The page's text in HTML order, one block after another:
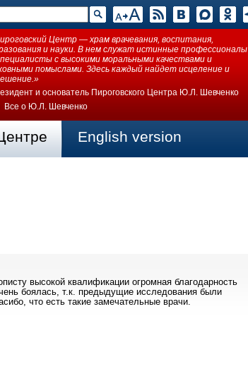
Центр — храм врачевания, воспитания,
и науки. В нем служат истинные профессионалы
с высокими моральными качествами и
помыслами. Здесь каждый найдет исцеление и
и основатель Пироговского Центра Ю.Л. Шевченко
Все о Ю.Л. Шевченко
English version
высокой квалификации огромная благодарность
боялась, т.к. предыдущие исследования были
что есть такие замечательные врачи.